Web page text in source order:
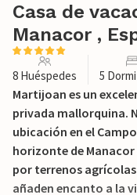
Casa de
Manacor ,
8 Huéspedes 5
Martijoan es un
privada mallorquina.
ubicación en el
horizonte de
por terrenos
añaden encanto a la